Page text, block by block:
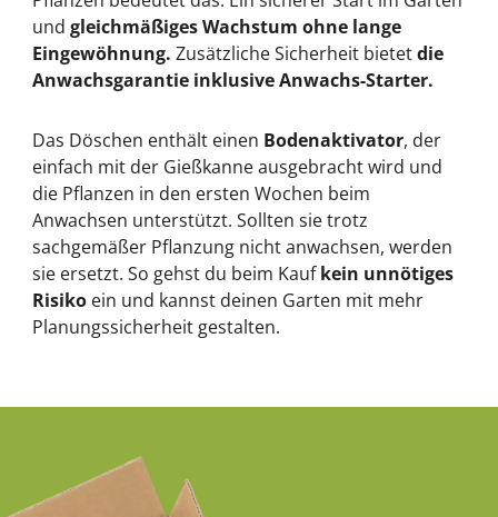
und gleichmäßiges Wachstum ohne lange
Eingewöhnung. Zusätzliche Sicherheit bietetdie
Anwachsgarantie inklusive Anwachs-Starter.
Das Döschen enthält einen Bodenaktivator, der
einfach mit der Gießkanne ausgebracht wird und
die Pflanzen in den ersten Wochen beim
Anwachsen unterstützt. Sollten sie trotz
sachgemäßer Pflanzung nicht anwachsen, werden
sie ersetzt. So gehst du beim Kaufkein unnötiges
Risiko ein und kannst deinen Garten mit mehr
Planungssicherheit gestalten.